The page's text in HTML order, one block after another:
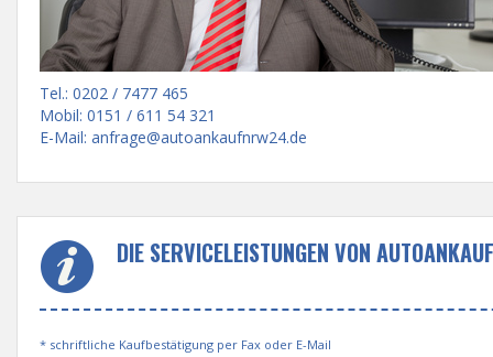
Tel.: 0202 / 7477 465
Mobil: 0151 / 611 54 321
E-Mail: anfrage@autoankaufnrw24.de
DIE SERVICELEISTUNGEN VON
* schriftliche Kaufbestätigung per Fax oder E-Mail